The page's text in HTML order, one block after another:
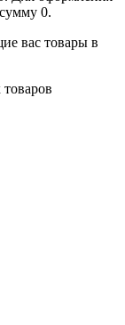
0.
вас товары в